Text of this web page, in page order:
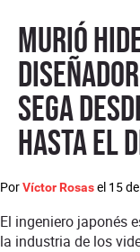
Murió
SEGA
hasta el
PorVíctor Rosasel 15
El ingeniero japonés
la industria de los